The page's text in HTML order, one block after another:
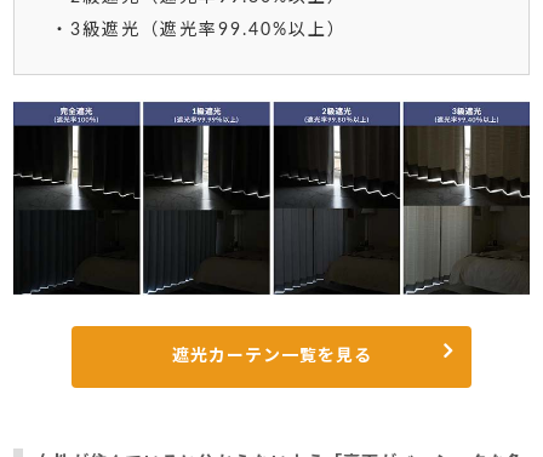
・3級遮光（遮光率99.40%以上）
遮光カーテン一覧を見る